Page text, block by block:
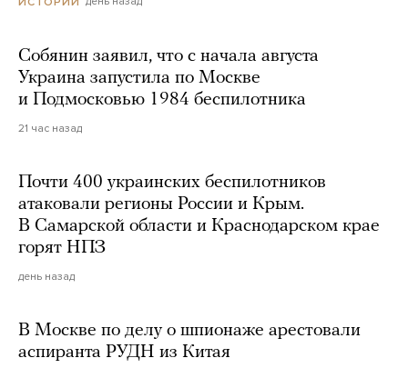
Собянин заявил, что с начала августа
Украина запустила по Москве
и Подмосковью 1984 беспилотника
21 час назад
Почти 400 украинских беспилотников
атаковали регионы России и Крым.
В Самарской области и Краснодарском крае
горят НПЗ
день назад
В Москве по делу о шпионаже арестовали
аспиранта РУДН из Китая